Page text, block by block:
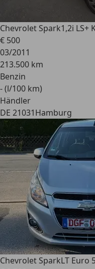
Chevrolet Spark1,2i LS+
€ 500
03/2011
213.500 km
Benzin
- (l/100 km)
Händler
DE 21031Hamburg
Chevrolet SparkLT Euro